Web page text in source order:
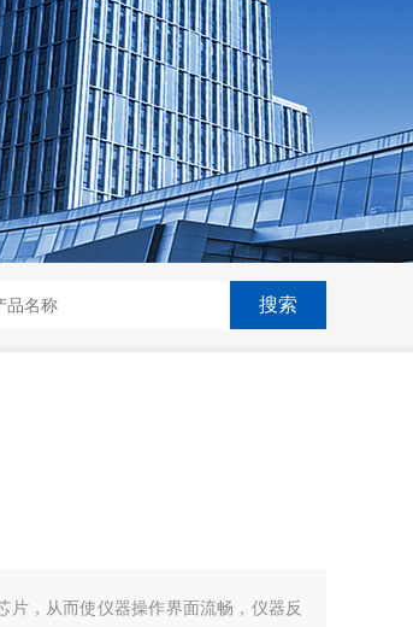
片，从而使仪器操作界面流畅，仪器反